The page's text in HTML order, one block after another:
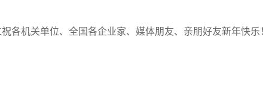
各机关单位、全国各企业家、媒体朋友、亲朋好友新年快乐